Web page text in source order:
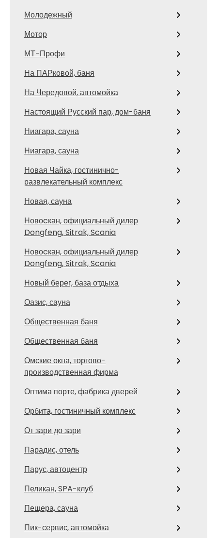
Молодежный
Мотор
МТ-Профи
На ПАРковой, баня
На Чередовой, автомойка
Настоящий Русский пар, дом-баня
Ниагара, сауна
Ниагара, сауна
Новая Чайка, гостинично-
развлекательный комплекс
Новая, сауна
Новоcкан, официальный дилер
Dongfeng, Sitrak, Scania
Новоcкан, официальный дилер
Dongfeng, Sitrak, Scania
Новый берег, база отдыха
Оазис, сауна
Общественная баня
Общественная баня
Омские окна, торгово-
производственная фирма
Оптима порте, фабрика дверей
Орбита, гостиничный комплекс
От зари до зари
Парадис, отель
Парус, автоцентр
Пеликан, SPA-клуб
Пещера, сауна
Пик-сервис, автомойка